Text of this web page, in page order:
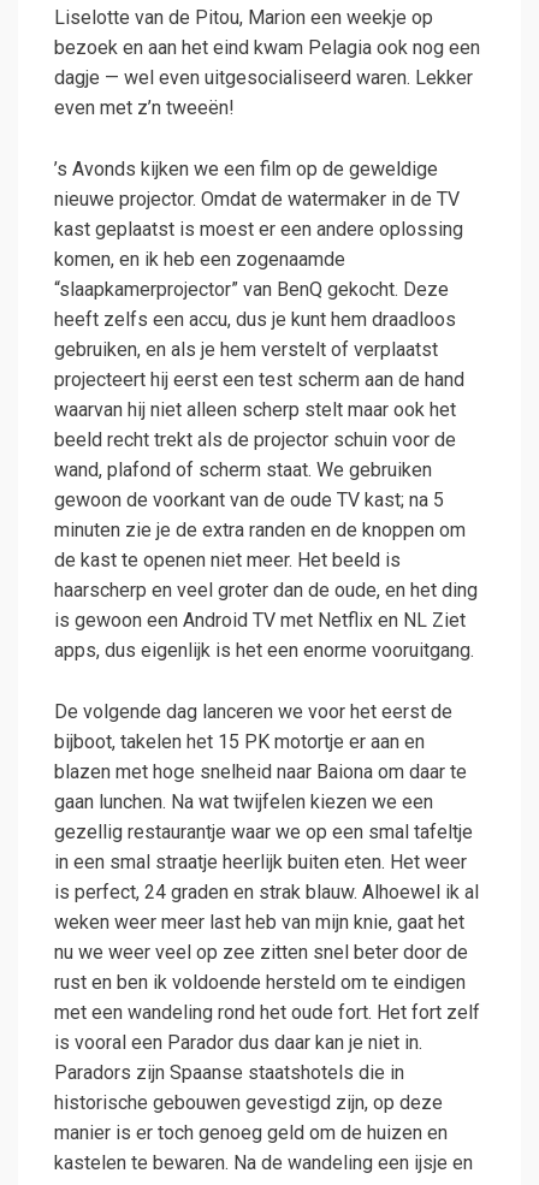
Liselotte van de Pitou, Marion een weekje op
bezoek en aan het eind kwam Pelagia ook nog een
dagje — wel even uitgesocialiseerd waren. Lekker
even met z’n tweeën!
’s Avonds kijken we een film op de geweldige
nieuwe projector. Omdat de watermaker in de TV
kast geplaatst is moest er een andere oplossing
komen, en ik heb een zogenaamde
“slaapkamerprojector” van BenQ gekocht. Deze
heeft zelfs een accu, dus je kunt hem draadloos
gebruiken, en als je hem verstelt of verplaatst
projecteert hij eerst een test scherm aan de hand
waarvan hij niet alleen scherp stelt maar ook het
beeld recht trekt als de projector schuin voor de
wand, plafond of scherm staat. We gebruiken
gewoon de voorkant van de oude TV kast; na 5
minuten zie je de extra randen en de knoppen om
de kast te openen niet meer. Het beeld is
haarscherp en veel groter dan de oude, en het ding
is gewoon een Android TV met Netflix en NL Ziet
apps, dus eigenlijk is het een enorme vooruitgang.
De volgende dag lanceren we voor het eerst de
bijboot, takelen het 15 PK motortje er aan en
blazen met hoge snelheid naar Baiona om daar te
gaan lunchen. Na wat twijfelen kiezen we een
gezellig restaurantje waar we op een smal tafeltje
in een smal straatje heerlijk buiten eten. Het weer
is perfect, 24 graden en strak blauw. Alhoewel ik al
weken weer meer last heb van mijn knie, gaat het
nu we weer veel op zee zitten snel beter door de
rust en ben ik voldoende hersteld om te eindigen
met een wandeling rond het oude fort. Het fort zelf
is vooral een Parador dus daar kan je niet in.
Paradors zijn Spaanse staatshotels die in
historische gebouwen gevestigd zijn, op deze
manier is er toch genoeg geld om de huizen en
kastelen te bewaren. Na de wandeling een ijsje en